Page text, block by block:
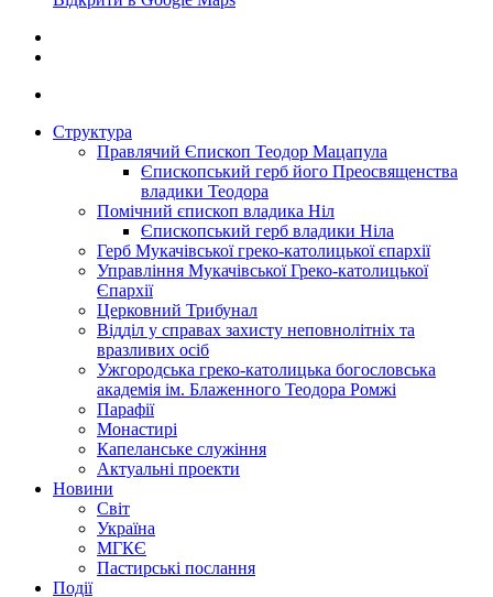
Структура
Правлячий Єпископ Теодор Мацапула
Єпископський герб його Преосвященства
владики Теодора
Помічний єпископ владика Ніл
Єпископський герб владики Ніла
Герб Мукачівської греко-католицької єпархії
Управління Мукачівської Греко-католицької
Єпархії
Церковний Трибунал
Відділ у справах захисту неповнолітніх та
вразливих осіб
Ужгородська греко-католицька богословська
академія ім. Блаженного Теодора Ромжі
Парафії
Монастирі
Капеланське служіння
Актуальні проекти
Новини
Світ
Україна
МГКЄ
Пастирські послання
Події